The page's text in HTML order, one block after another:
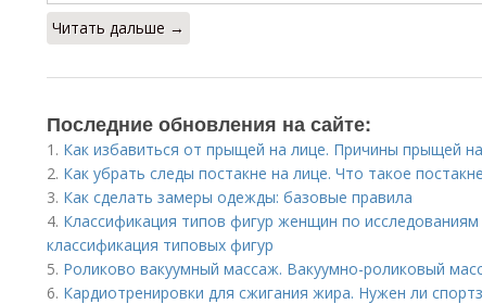
Читать дальше →
Последние обновления на сайте:
1. Как избавиться от прыщей на лице. Причины прыщей
2. Как убрать следы постакне на лице. Что такое
3. Как сделать замеры одежды: базовые правила
4. Классификация типов фигур женщин по
классификация типовых фигур
5. Роликово вакуумный массаж. Вакуумно-роликовый
6. Кардиотренировки для сжигания жира. Нужен ли